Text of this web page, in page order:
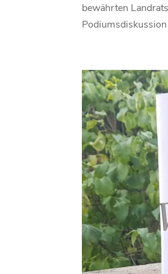
bewährten